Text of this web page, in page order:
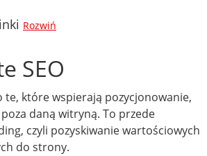
Rozwiń
SEO
te, które wspierają pozycjonowanie,
daną witryną. To przede
czyli pozyskiwanie wartościowych
do strony.